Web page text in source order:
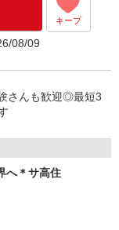
キープ
08/09
さんも歓迎◎最短3
へ＊サ高住